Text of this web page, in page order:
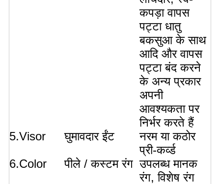
कपड़ा वापस
पट्टा धातु
बकसुआ के साथ
आदि और वापस
पट्टा बंद करने
के अन्य प्रकार
अपनी
आवश्यकता पर
निर्भर करते हैं
5.Visor
घुमावदार ईंट
नरम या कठोर
प्री-कर्व्ड
6.Color
पीले / कस्टम रंग उपलब्ध मानक
रंग, विशेष रंग